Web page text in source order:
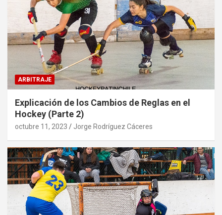
ARBITRAJE
Explicación de los Cambios de Reglas en el
Hockey (Parte 2)
octubre 11, 2023 Jorge Rodríguez Cáceres